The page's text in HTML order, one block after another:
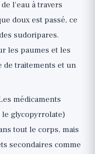
l'eau à travers
doux est passé, ce
sudoripares.
les paumes et les
de traitements et un
médicaments
glycopyrrolate)
tout le corps, mais
secondaires comme